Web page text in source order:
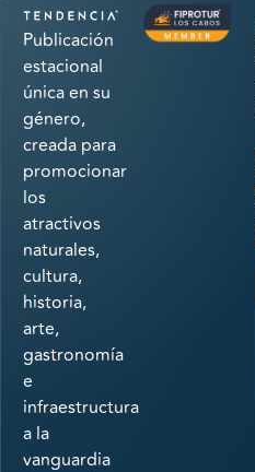
Publicación
estacional
única en su
género,
creada para
promocionar
los
atractivos
naturales,
cultura,
historia,
arte,
gastronomía
e
infraestructura
a la
vanguardia